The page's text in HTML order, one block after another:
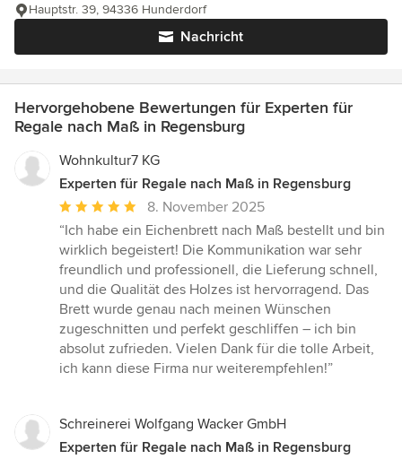
Nachricht
Hauptstr. 39, 94336 Hunderdorf
Hervorgehobene Bewertungen für Experten für
Regale nach Maß in Regensburg
Wohnkultur7 KG
Experten für Regale nach Maß in Regensburg
Durchschnittliche
Bewertung:
5
von
5
Sternen
8. November 2025
“Ich habe ein Eichenbrett nach Maß bestellt und bin
wirklich begeistert! Die Kommunikation war sehr
freundlich und professionell, die Lieferung schnell,
und die Qualität des Holzes ist hervorragend. Das
Brett wurde genau nach meinen Wünschen
zugeschnitten und perfekt geschliffen – ich bin
absolut zufrieden. Vielen Dank für die tolle Arbeit,
ich kann diese Firma nur weiterempfehlen!”
Schreinerei Wolfgang Wacker GmbH
Experten für Regale nach Maß in Regensburg